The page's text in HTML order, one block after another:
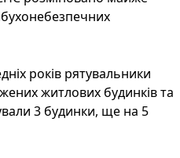
років рятувальники
житлових будинків та
3 будинки, ще на 5